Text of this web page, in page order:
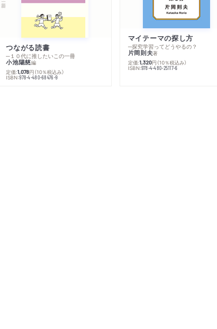
つながる読書
─１０代に推したいこの一冊
小池陽慈編
定価:1,078円 （10％税込み）
ISBN:978-4-480-68476-9
マイテーマの探し方
─探究学習ってどうやるの？
片岡則夫著
定価:1,320円 （10％税込み）
ISBN:978-4-480-25117-6